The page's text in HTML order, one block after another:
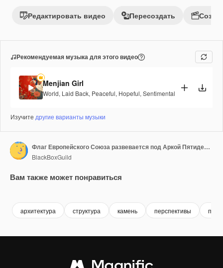
Редактировать видео Пересоздать
Рекомендуемая музыка для этого видео
Menjian Girl
World, Laid Back, Peaceful, Hopeful, Sentimental
Изучите другие варианты музыки
Флаг Европейского Союза развевается под Аркой Пятидесятилетия.
BlackBoxGuild
Вам также может понравиться
архитектура структура камень перспективы